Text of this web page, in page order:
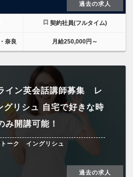
過去の求人
契約社員(フルタイム)
奈良 月給250,000円～
イン英会話講師募集 レ
グリシュ 自宅で好きな時
み開講可能！
トーク イングリシュ
過去の求人